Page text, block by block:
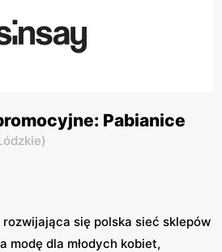
Pabianice
)
się polska sieć sklepów
modę dla młodych kobiet,